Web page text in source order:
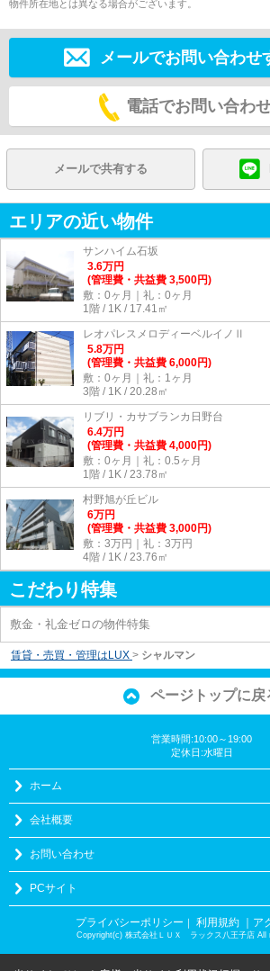
物件所在地とは異なる場合がございます。
メールでお問い合わせ
電話でお問い合わ
メールで共有する
エリアの近い物件
サンハイム石坂
3.6万円
(管理費・共益費 3,500円)
敷：0ヶ月｜礼：0ヶ月
1階 / 1K / 17.41㎡
レオパレスメロディーベルイノⅡ
5.8万円
(管理費・共益費 6,000円)
敷：0ヶ月｜礼：1ヶ月
3階 / 1K / 20.28㎡
リブリ・カサブランカ日野台
6.4万円
(管理費・共益費 4,000円)
敷：0ヶ月｜礼：0.5ヶ月
1階 / 1K / 23.78㎡
村野旭が丘ビル
6万円
(管理費・共益費 3,000円)
敷：3万円｜礼：3万円
4階 / 1K / 23.76㎡
こだわり特集
敷金・礼金ゼロの物件特集
賃貸・売買・管理はLUX > シャルマン
ページトップに戻
営業時間:10:00～19:00
定休日:水曜日
ホーム
会社概要
お問い合わせ
PCサイト
プライバシーポリシー ｜ 利用規約 ｜ア
Copyright(c) 株式会社ＬＵＸ ラックス八王子店 All